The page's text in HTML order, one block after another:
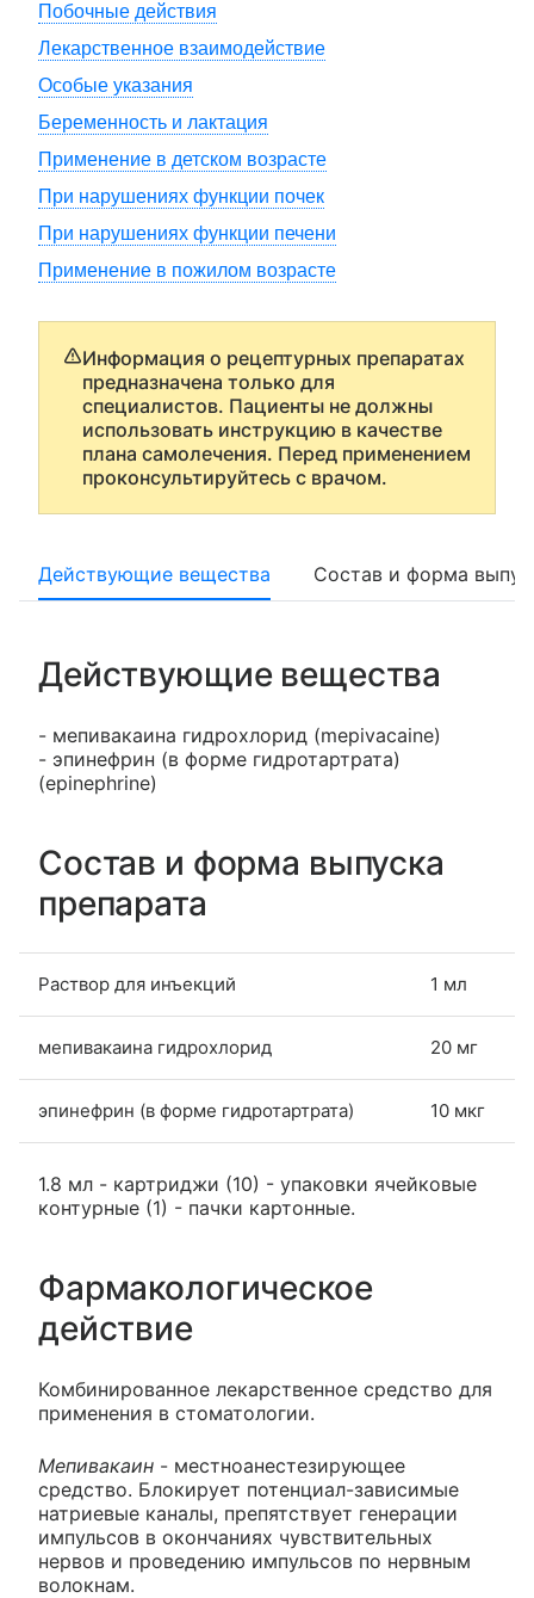
Побочные действия
Лекарственное взаимодействие
Особые указания
Беременность и лактация
Применение в детском возрасте
При нарушениях функции почек
При нарушениях функции печени
Применение в пожилом возрасте
Информация о рецептурных препаратах
предназначена только для
специалистов. Пациенты не должны
использовать инструкцию в качестве
плана самолечения. Перед применением
проконсультируйтесь с врачом.
Действующие вещества Состав и форма
Действующие вещества
- мепивакаина гидрохлорид (mepivacaine)
- эпинефрин (в форме гидротартрата)
(epinephrine)
Состав и форма выпуска
препарата
Раствор для инъекций 1 мл
мепивакаина гидрохлорид 20 мг
эпинефрин (в форме гидротартрата) 10 мкг
1.8 мл - картриджи (10) - упаковки ячейковые
контурные (1) - пачки картонные.
Фармакологическое
действие
Комбинированное лекарственное средство для
применения в стоматологии.
Мепивакаин - местноанестезирующее
средство. Блокирует потенциал-зависимые
натриевые каналы, препятствует генерации
импульсов в окончаниях чувствительных
нервов и проведению импульсов по нервным
волокнам.